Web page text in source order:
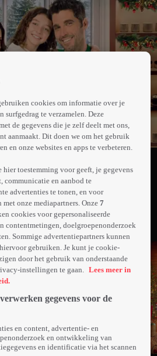
een kaars die
oproepen. Die wil ze gaan
van een kaarsenwinkel. Hij
te gaan. Als hun product een
de kerstwens van zijn dochter uit
op Videoland
Meer
info
cookies om informatie over je
surfgedrag te verzamelen. Deze
de gegevens die je zelf deelt met ons,
aanmaakt. Dit doen we om het gebruik
en onze websites en apps te verbeteren.
hier toestemming voor geeft, je gegevens
communicatie en aanbod te
advertenties te tonen, en voor
onze mediapartners. Onze7
cookies voor gepersonaliseerde
contentmetingen, doelgroepenonderzoek
Sommige advertentiepartners kunnen
gebruiken. Je kunt je cookie-
door het gebruik van onderstaande
instellingen te gaan.
Lees meer in
gegevens voor de
en content, advertentie- en
en ontwikkeling van
en identificatie via het scannen